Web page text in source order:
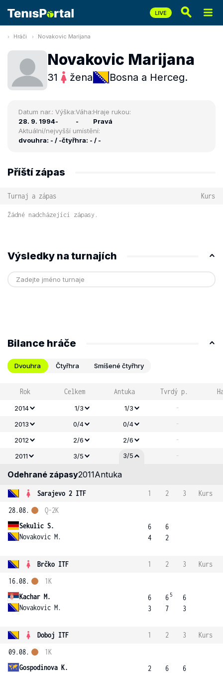
Hráči Novakovic Marijana
Novakovic Marijana
31 žena Bosna a Herceg.
Datum nar.:
28. 9. 1994
Výška:
-
Váha:
-
Hraje rukou:
Pravá
Aktuální/nejvyšší umístění:
dvouhra: - / -čtyřhra: - / -
Příští zápas
Turnaj a zápas Kurs
Žádné nadcházející zápasy.
Výsledky na turnajích
Bilance hráče
Dvouhra Čtyřhra Smíšené čtyřhry
Rok Celkem Antuka Tvrdý p.
2014 1/3 1/3 -
2013 0/4 0/4 -
2012 2/6 2/6 -
2011 3/5 3/5 -
Odehrané zápasy2011Antuka
Sarajevo 2 ITF 1 2 3
Kurs
28.08.
Sekulic S.
Novakovic M.
Q-2K
6
4
6
2
Brčko ITF 1 2 3
Kurs
16.08.
Kachar M.
Novakovic M.
1K
6
3
6 5
7
6
3
Doboj ITF 1 2 3
Kurs
09.08.
Gospodinova K.
1K
2
6
6